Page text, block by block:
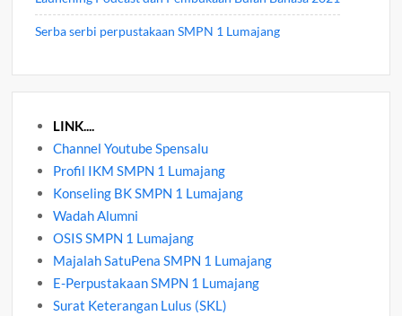
Serba serbi perpustakaan SMPN 1 Lumajang
LINK....
Channel Youtube Spensalu
Profil IKM SMPN 1 Lumajang
Konseling BK SMPN 1 Lumajang
Wadah Alumni
OSIS SMPN 1 Lumajang
Majalah SatuPena SMPN 1 Lumajang
E-Perpustakaan SMPN 1 Lumajang
Surat Keterangan Lulus (SKL)